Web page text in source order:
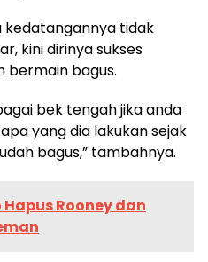
kedatangannya tidak
kini dirinya sukses
bermain bagus.
bek tengah jika anda
yang dia lakukan sejak
bagus,” tambahnya.
Rooney dan